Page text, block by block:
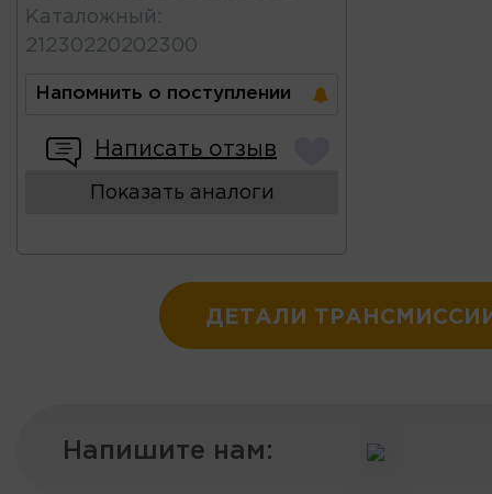
Каталожный :
21230220202300
Напомнить о поступлении
Написать отзыв
Показать аналоги
ДЕТАЛИ
Напишите нам: